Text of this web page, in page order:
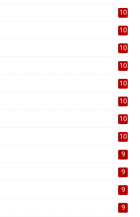
10
10
10
10
10
10
10
10
9
9
9
9